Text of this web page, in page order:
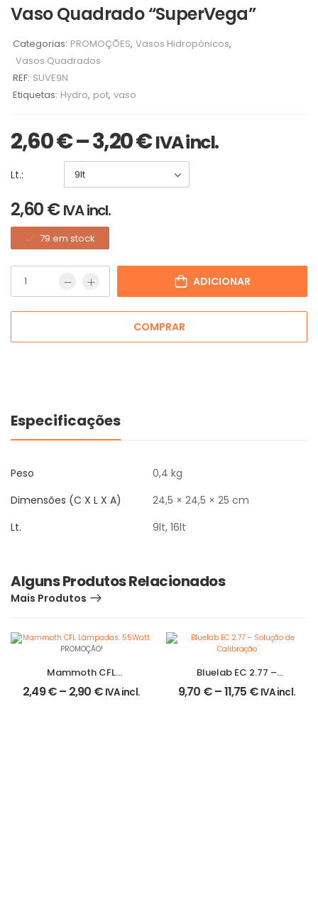
Vaso Quadrado “SuperVega”
Categorias: PROMOÇÕES, Vasos Hidropónicos,
Vasos Quadrados
REF: SUVE9N
Etiquetas: Hydro, pot, vaso
2,60€–3,20€IVA incl.
Lt.:
2,60€ IVA incl.
79 em stock
ADICIONAR
COMPRAR
Especificações
Peso
0,4 kg
Dimensões (C X L X A)
24,5 × 24,5 × 25 cm
Lt.
9lt, 16lt
Alguns Produtos Relacionados
Mais Produtos
PROMOÇÃO!
Mammoth CFL
Lâmpadas. 55Watt.
2,49€– 2,90 € IVA incl.
Bluelab EC 2.77 –
Solução de Calibração
9,70 €–11,75 € IVA incl.